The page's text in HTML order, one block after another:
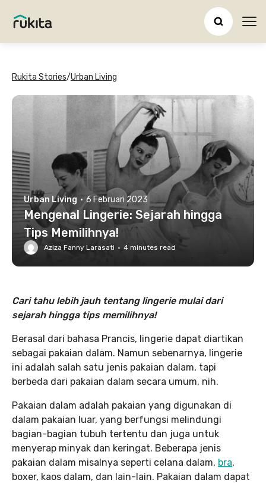
Rukita Stories/Urban Living
Urban Living · 6 Februari 2023
Mengenal Lingerie: Sejarah hingga
Tips Memilihnya!
Aziza Fanny Larasati · 4 minutes read
Cari tahu lebih jauh tentang lingerie mulai dari
sejarah hingga tips memilihnya!
Berasal dari bahasa Prancis, lingerie dapat diartikan
sebagai pakaian dalam. Namun sebenarnya, lingerie
ini adalah salah satu jenis pakaian dalam, tapi
berbeda dari pakaian dalam secara umum, nih.
Pakaian dalam adalah pakaian yang digunakan di
dalam pakaian luar, yang berfungsi melindungi
bagian-bagian tubuh tertentu dan juga untuk
menyerap minyak dan keringat. Beberapa jenis
pakaian dalam misalnya seperti celana dalam, bra,
boxer, kaos dalam, dan lain-lain. Pakaian dalam dapat